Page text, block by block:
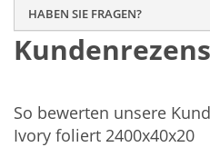
HABEN SIE FRAGEN?
So bewerten unsere
Ivory foliert 2400x40x20